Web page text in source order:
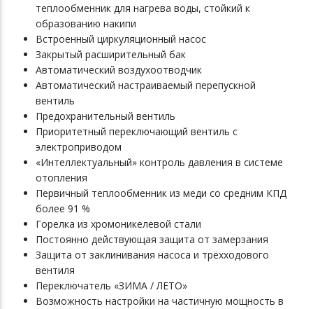
теплообменник для нагрева воды, стойкий к
образованию накипи
Встроенный циркуляционный насос
Закрытый расширительный бак
Автоматический воздухоотводчик
Автоматический настраиваемый перепускной
вентиль
Предохранительный вентиль
Приоритетный переключающий вентиль с
электроприводом
«Интеллектуальный» контроль давления в системе
отопления
Первичный теплообменник из меди со средним КПД
более 91 %
Горелка из хромоникелевой стали
Постоянно действующая защита от замерзания
Защита от заклинивания насоса и трёхходового
вентиля
Переключатель «ЗИМА / ЛЕТО»
Возможность настройки на частичную мощность в